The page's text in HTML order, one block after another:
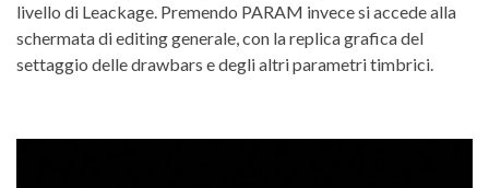
livello di Leackage. Premendo PARAM invece si accede alla
schermata di editing generale, con la replica grafica del
settaggio delle drawbars e degli altri parametri timbrici.